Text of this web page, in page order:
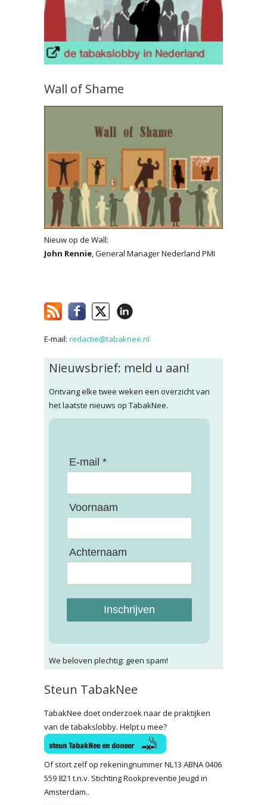
Wall of Shame
Nieuw op de Wall:
John Rennie, General Manager Nederland PMI
E-mail: redactie@tabaknee.nl
Nieuwsbrief: meld u aan!
Ontvang elke twee weken een overzicht van
het laatste nieuws op TabakNee.
E-mail *
Voornaam
Achternaam
Inschrijven
We beloven plechtig: geen spam!
Steun TabakNee
TabakNee doet onderzoek naar de praktijken
van de tabakslobby. Helpt u mee?
Of stort zelf op rekeningnummer NL13 ABNA 0406
559 821 t.n.v. Stichting Rookpreventie Jeugd in
Amsterdam..